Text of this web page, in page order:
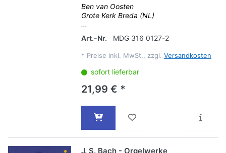
Ben van Oosten
Grote Kerk Breda (NL)
...
Art.-Nr.
MDG 316 0127-2
* Preise inkl. MwSt., zzgl. Versandkosten
sofort lieferbar
21,99 € *
J. S. Bach - Orgelwerke